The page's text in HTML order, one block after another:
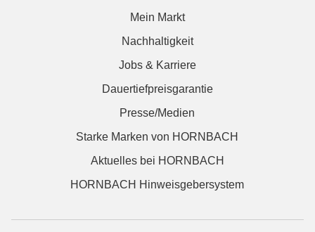
Mein Markt
Nachhaltigkeit
Jobs & Karriere
Dauertiefpreisgarantie
Presse/Medien
Starke Marken von HORNBACH
Aktuelles bei HORNBACH
HORNBACH Hinweisgebersystem